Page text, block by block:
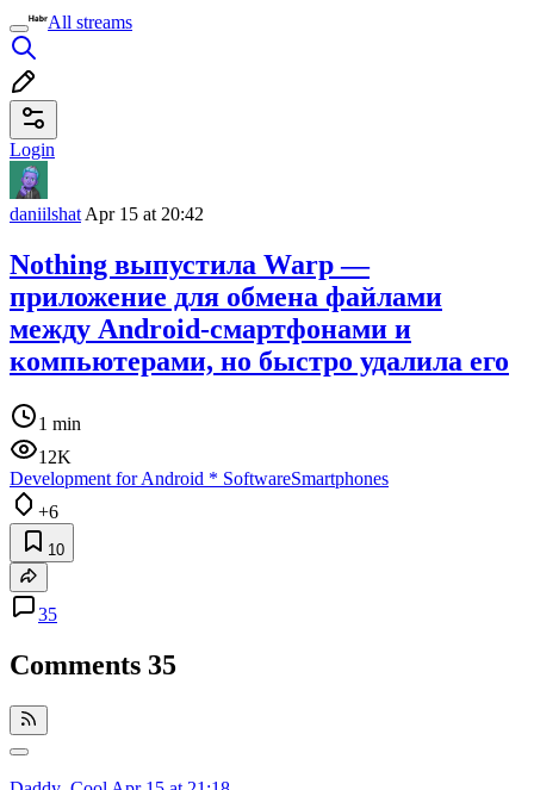
All streams
Login
daniilshat Apr 15 at 20:42
Nothing выпустила Warp —
приложение для обмена файлами
между Android-смартфонами и
компьютерами, но быстро удалила его
1 min
12K
Development for Android * SoftwareSmartphones
+6
10
35
Comments 35